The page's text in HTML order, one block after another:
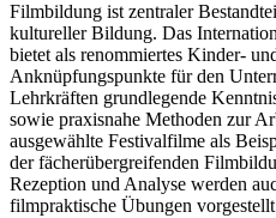
Filmbildung ist zentraler
kultureller Bildung. Das
bietet als renommiertes Kinder-
Anknüpfungspunkte für den
Lehrkräften grundlegende
sowie praxisnahe Methoden zur
ausgewählte Festivalfilme als
der fächerübergreifenden
Rezeption und Analyse werden
filmpraktische Übungen